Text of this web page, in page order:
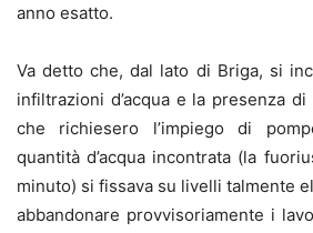
anno esatto.
Va detto che, dal lato di Briga, si
infiltrazioni d’acqua e la presenza
che richiesero l’impiego di
quantità d’acqua incontrata (la
minuto) si fissava su livelli talmente
abbandonare provvisoriamente i